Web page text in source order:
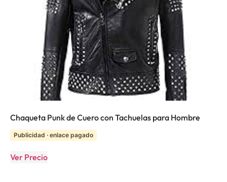
Chaqueta Punk de Cuero con Tachuelas para Hombre
Publicidad · enlace pagado
Ver Precio